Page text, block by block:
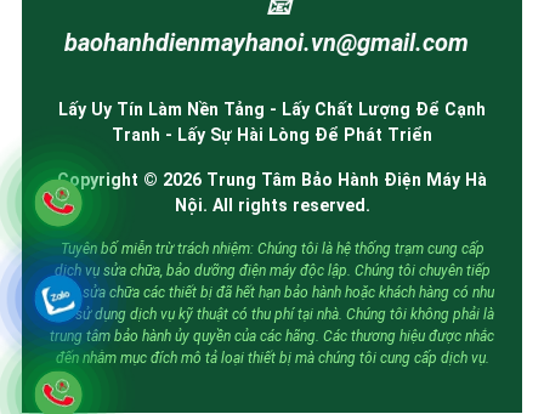
📧
baohanhdienmayhanoi.vn@gmail.com
Lấy Uy Tín Làm Nền Tảng - Lấy Chất Lượng Để Cạnh
Tranh - Lấy Sự Hài Lòng Để Phát Triển
Copyright © 2026 Trung Tâm Bảo Hành Điện Máy Hà
Nội. All rights reserved.
Tuyên bố miễn trừ trách nhiệm: Chúng tôi là hệ thống trạm cung cấp
dịch vụ sửa chữa, bảo dưỡng điện máy độc lập. Chúng tôi chuyên tiếp
nhận sửa chữa các thiết bị đã hết hạn bảo hành hoặc khách hàng có nhu
cầu sử dụng dịch vụ kỹ thuật có thu phí tại nhà. Chúng tôi không phải là
trung tâm bảo hành ủy quyền của các hãng. Các thương hiệu được nhắc
đến nhằm mục đích mô tả loại thiết bị mà chúng tôi cung cấp dịch vụ.